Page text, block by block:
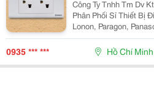
Công Ty Tnhh Tm Dv
Phân Phối Sỉ Thiết Bị
Lonon, Paragon,
Phối Đèn Chiếu Sáng
Fata Lighting, Euroto,
0935 *** *** Hồ Chí Minh